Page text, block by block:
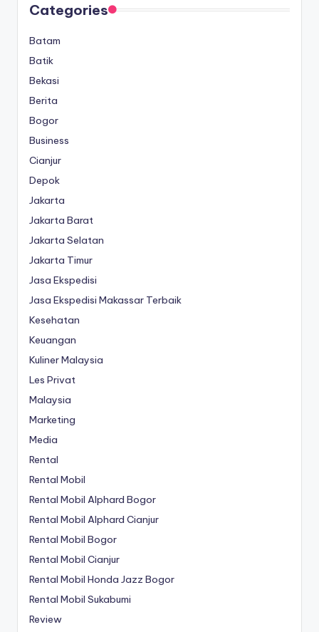
Categories
Batam
Batik
Bekasi
Berita
Bogor
Business
Cianjur
Depok
Jakarta
Jakarta Barat
Jakarta Selatan
Jakarta Timur
Jasa Ekspedisi
Jasa Ekspedisi Makassar Terbaik
Kesehatan
Keuangan
Kuliner Malaysia
Les Privat
Malaysia
Marketing
Media
Rental
Rental Mobil
Rental Mobil Alphard Bogor
Rental Mobil Alphard Cianjur
Rental Mobil Bogor
Rental Mobil Cianjur
Rental Mobil Honda Jazz Bogor
Rental Mobil Sukabumi
Review